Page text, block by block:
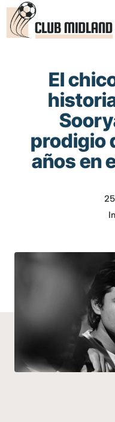
Saltar
contenido
El
prodigio
años en